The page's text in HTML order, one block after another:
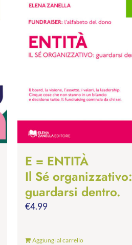
E = ENTITÀ
Il Sé organizzativo:
guardarsi dentro.
€4.99
Aggiungi al carrello